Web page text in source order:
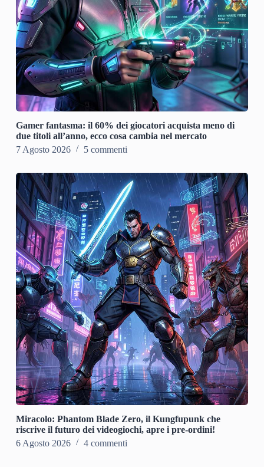
Gamer fantasma: il 60% dei giocatori acquista meno di
due titoli all’anno, ecco cosa cambia nel mercato
7 Agosto 2026
5 commenti
Miracolo: Phantom Blade Zero, il Kungfupunk che
riscrive il futuro dei videogiochi, apre i pre-ordini!
6 Agosto 2026
4 commenti